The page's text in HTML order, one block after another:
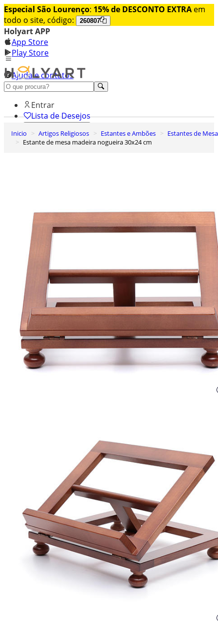
Especial São Lourenço: 15% de DESCONTO EXTRA em
todo o site, código:
260807
Holyart APP
App Store
Play Store
Ajuda e contatos
Conheça premium
Entrar
Lista de Desejos
0
Carrinho de Compras
Inicio Artigos Religiosos Estantes e Ambões
Estantes de Mesa
Estante de mesa madeira nogueira 30x24 cm